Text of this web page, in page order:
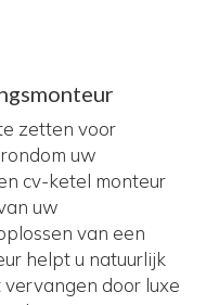
zetten voor
uw
cv-ketel monteur
uw
van een
helpt u natuurlijk
door luxe